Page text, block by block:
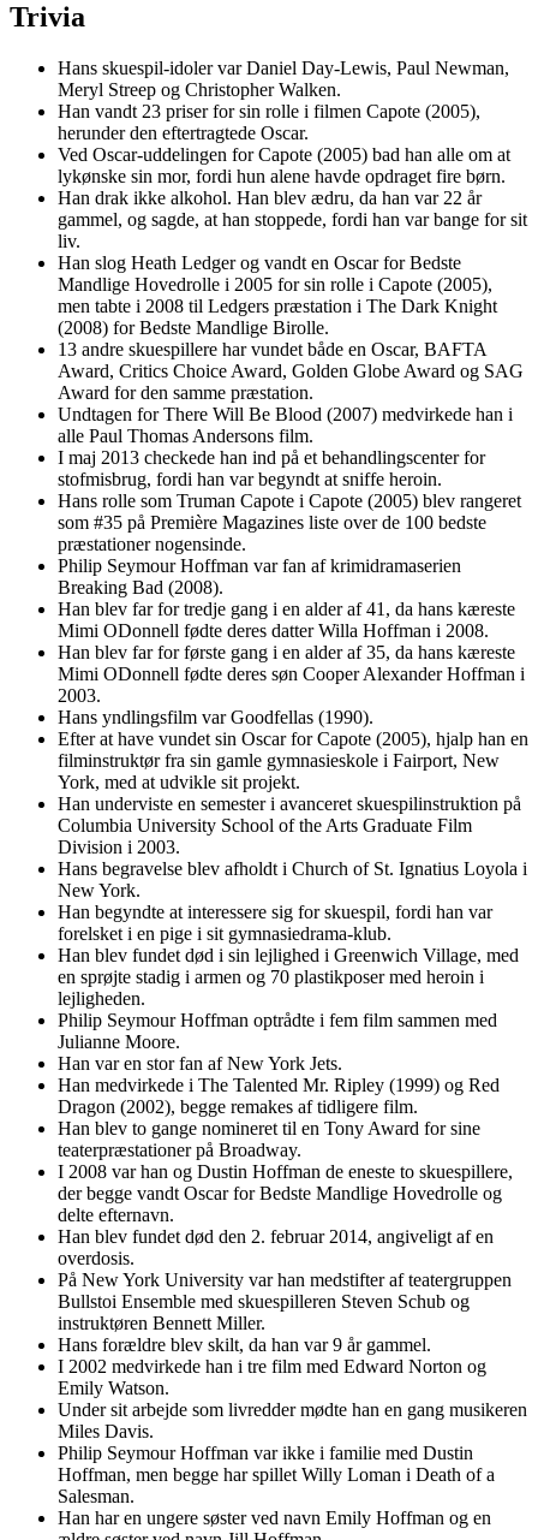
Trivia
Hans skuespil-idoler var Daniel Day-Lewis, Paul Newman,
Meryl Streep og Christopher Walken.
Han vandt 23 priser for sin rolle i filmen Capote (2005),
herunder den eftertragtede Oscar.
Ved Oscar-uddelingen for Capote (2005) bad han alle om at
lykønske sin mor, fordi hun alene havde opdraget fire børn.
Han drak ikke alkohol. Han blev ædru, da han var 22 år
gammel, og sagde, at han stoppede, fordi han var bange for sit
liv.
Han slog Heath Ledger og vandt en Oscar for Bedste
Mandlige Hovedrolle i 2005 for sin rolle i Capote (2005),
men tabte i 2008 til Ledgers præstation i The Dark Knight
(2008) for Bedste Mandlige Birolle.
13 andre skuespillere har vundet både en Oscar, BAFTA
Award, Critics Choice Award, Golden Globe Award og SAG
Award for den samme præstation.
Undtagen for There Will Be Blood (2007) medvirkede han i
alle Paul Thomas Andersons film.
I maj 2013 checkede han ind på et behandlingscenter for
stofmisbrug, fordi han var begyndt at sniffe heroin.
Hans rolle som Truman Capote i Capote (2005) blev rangeret
som #35 på Première Magazines liste over de 100 bedste
præstationer nogensinde.
Philip Seymour Hoffman var fan af krimidramaserien
Breaking Bad (2008).
Han blev far for tredje gang i en alder af 41, da hans kæreste
Mimi ODonnell fødte deres datter Willa Hoffman i 2008.
Han blev far for første gang i en alder af 35, da hans kæreste
Mimi ODonnell fødte deres søn Cooper Alexander Hoffman i
2003.
Hans yndlingsfilm var Goodfellas (1990).
Efter at have vundet sin Oscar for Capote (2005), hjalp han en
filminstruktør fra sin gamle gymnasieskole i Fairport, New
York, med at udvikle sit projekt.
Han underviste en semester i avanceret skuespilinstruktion på
Columbia University School of the Arts Graduate Film
Division i 2003.
Hans begravelse blev afholdt i Church of St. Ignatius Loyola i
New York.
Han begyndte at interessere sig for skuespil, fordi han var
forelsket i en pige i sit gymnasiedrama-klub.
Han blev fundet død i sin lejlighed i Greenwich Village, med
en sprøjte stadig i armen og 70 plastikposer med heroin i
lejligheden.
Philip Seymour Hoffman optrådte i fem film sammen med
Julianne Moore.
Han var en stor fan af New York Jets.
Han medvirkede i The Talented Mr. Ripley (1999) og Red
Dragon (2002), begge remakes af tidligere film.
Han blev to gange nomineret til en Tony Award for sine
teaterpræstationer på Broadway.
I 2008 var han og Dustin Hoffman de eneste to skuespillere,
der begge vandt Oscar for Bedste Mandlige Hovedrolle og
delte efternavn.
Han blev fundet død den 2. februar 2014, angiveligt af en
overdosis.
På New York University var han medstifter af teatergruppen
Bullstoi Ensemble med skuespilleren Steven Schub og
instruktøren Bennett Miller.
Hans forældre blev skilt, da han var 9 år gammel.
I 2002 medvirkede han i tre film med Edward Norton og
Emily Watson.
Under sit arbejde som livredder mødte han en gang musikeren
Miles Davis.
Philip Seymour Hoffman var ikke i familie med Dustin
Hoffman, men begge har spillet Willy Loman i Death of a
Salesman.
Han har en ungere søster ved navn Emily Hoffman og en